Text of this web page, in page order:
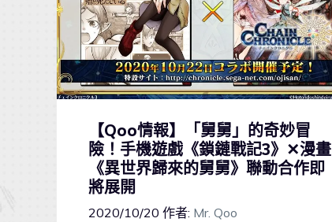
【Qoo情報】「舅舅」的奇妙冒
險！手機遊戲《鎖鏈戰記3》✕漫畫
《異世界歸來的舅舅》聯動合作即
將展開
2020/10/20 作者: Mr. Qoo